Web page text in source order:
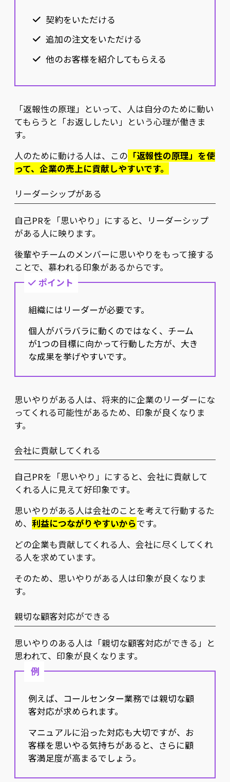
契約をいただける
追加の注文をいただける
他のお客様を紹介してもらえる
「返報性の原理」といって、人は自分のために動い
てもらうと「お返ししたい」という心理が働きま
す。
人のために動ける人は、この 「返報性の原理」を使
って、企業の売上に貢献しやすいです。
リーダーシップがある
自己PRを「思いやり」にすると、リーダーシップ
がある人に映ります。
後輩やチームのメンバーに思いやりをもって接する
ことで、慕われる印象があるからです。
ポイント
組織にはリーダーが必要です。
個人がバラバラに動くのではなく、チーム
が1つの目標に向かって行動した方が、大き
な成果を挙げやすいです。
思いやりがある人は、将来的に企業のリーダーにな
ってくれる可能性があるため、印象が良くなりま
す。
会社に貢献してくれる
自己PRを「思いやり」にすると、会社に貢献して
くれる人に見えて好印象です。
思いやりがある人は会社のことを考えて行動するた
め、 利益につながりやすいからです。
どの企業も貢献してくれる人、会社に尽くしてくれ
る人を求めています。
そのため、思いやりがある人は印象が良くなりま
す。
親切な顧客対応ができる
思いやりのある人は「親切な顧客対応ができる」と
思われて、印象が良くなります。
例
例えば、コールセンター業務では親切な顧
客対応が求められます。
マニュアルに沿った対応も大切ですが、お
客様を思いやる気持ちがあると、さらに顧
客満足度が高まるでしょう。